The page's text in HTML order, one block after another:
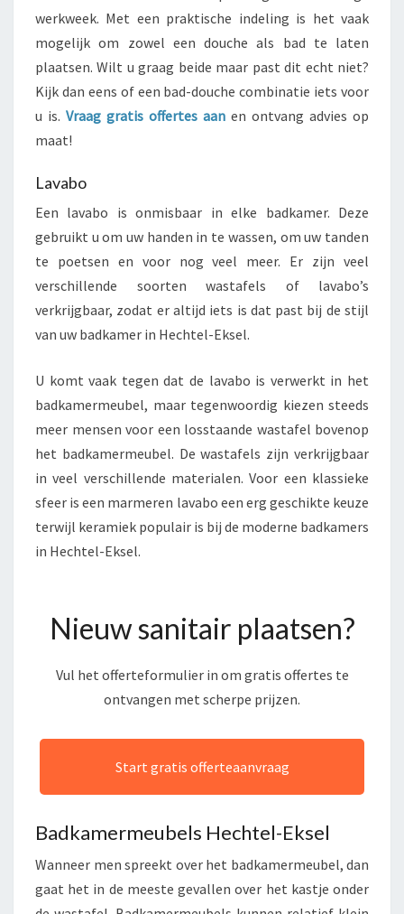
werkweek. Met een praktische indeling is het vaak
mogelijk om zowel een douche als bad te laten
plaatsen. Wilt u graag beide maar past dit echt niet?
Kijk dan eens of een bad-douche combinatie iets voor
u is. Vraag gratis offertes aan en ontvang advies op
maat!
Lavabo
Een lavabo is onmisbaar in elke badkamer. Deze
gebruikt u om uw handen in te wassen, om uw tanden
te poetsen en voor nog veel meer. Er zijn veel
verschillende soorten wastafels of lavabo’s
verkrijgbaar, zodat er altijd iets is dat past bij de stijl
van uw badkamer in Hechtel-Eksel.
U komt vaak tegen dat de lavabo is verwerkt in het
badkamermeubel, maar tegenwoordig kiezen steeds
meer mensen voor een losstaande wastafel bovenop
het badkamermeubel. De wastafels zijn verkrijgbaar
in veel verschillende materialen. Voor een klassieke
sfeer is een marmeren lavabo een erg geschikte keuze
terwijl keramiek populair is bij de moderne badkamers
in Hechtel-Eksel.
Nieuw sanitair plaatsen?
Vul het offerteformulier in om gratis offertes te
ontvangen met scherpe prijzen.
Start gratis offerteaanvraag
Badkamermeubels Hechtel-Eksel
Wanneer men spreekt over het badkamermeubel, dan
gaat het in de meeste gevallen over het kastje onder